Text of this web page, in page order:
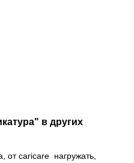
в других
от caricare нагружать,